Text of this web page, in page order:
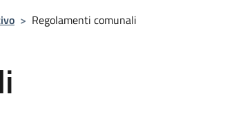
> Regolamenti comunali